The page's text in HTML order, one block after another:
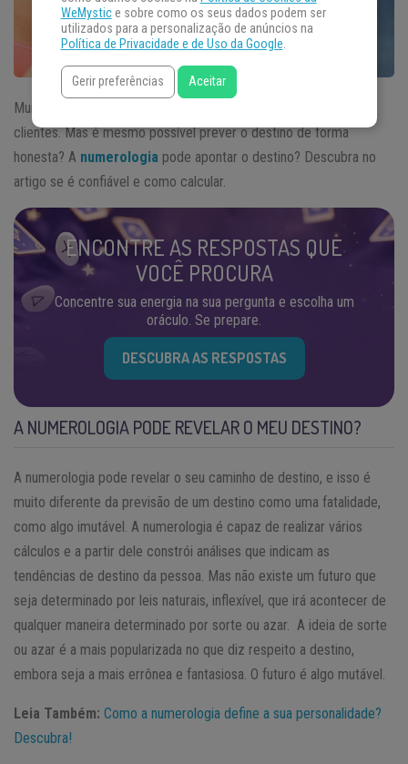
Muitas técnicas de exoterismo revelam o dito “destino” de seus
clientes. Mas é mesmo possível prever o destino de forma
honesta? A numerologia pode apontar o destino? Descubra no
artigo se é confiável e como calcular.
ENCONTRE AS RESPOSTAS QUE
VOCÊ PROCURA
Concentre sua energia na sua pergunta e escolha um
oráculo. Se prepare.
DESCUBRA AS RESPOSTAS
A NUMEROLOGIA PODE REVELAR O MEU DESTINO?
A numerologia pode revelar o seu caminho de destino, e isso é
muito diferente da previsão de um destino como uma fatalidade,
como algo imutável. A numerologia é capaz de realizar vários
cálculos e a partir dele constrói análises que indicam as
tendências de destino da pessoa. Mas não existe um futuro que
seja determinado por leis naturais, inflexível, que irá acontecer de
qualquer maneira determinado por sorte ou azar. A ideia de sorte
ou azar é a mais popularizada no que diz respeito a destino,
embora seja a mais errônea e fantasiosa. O futuro é algo mutável.
Leia Também: Como a numerologia define a sua personalidade?
Descubra!
WeMystice sobre como os seus dados podem ser
utilizados para a personalização de anúncios na
Política de Privacidade e de Uso da Google.
Gerir preferências Aceitar